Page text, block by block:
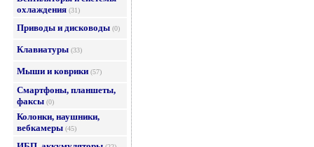
охлаждения (31)
Приводы и дисководы (0)
Клавиатуры (33)
Мыши и коврики (57)
Смартфоны, планшеты,
факсы (0)
Колонки, наушники,
вебкамеры (45)